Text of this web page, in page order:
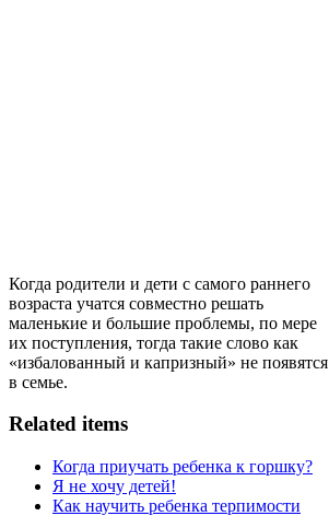
Когда родители и дети с самого раннего
возраста учатся совместно решать
маленькие и большие проблемы, по мере
их поступления, тогда такие слово как
«избалованный и капризный» не появятся
в семье.
Related items
Когда приучать ребенка к горшку?
Я не хочу детей!
Как научить ребенка терпимости